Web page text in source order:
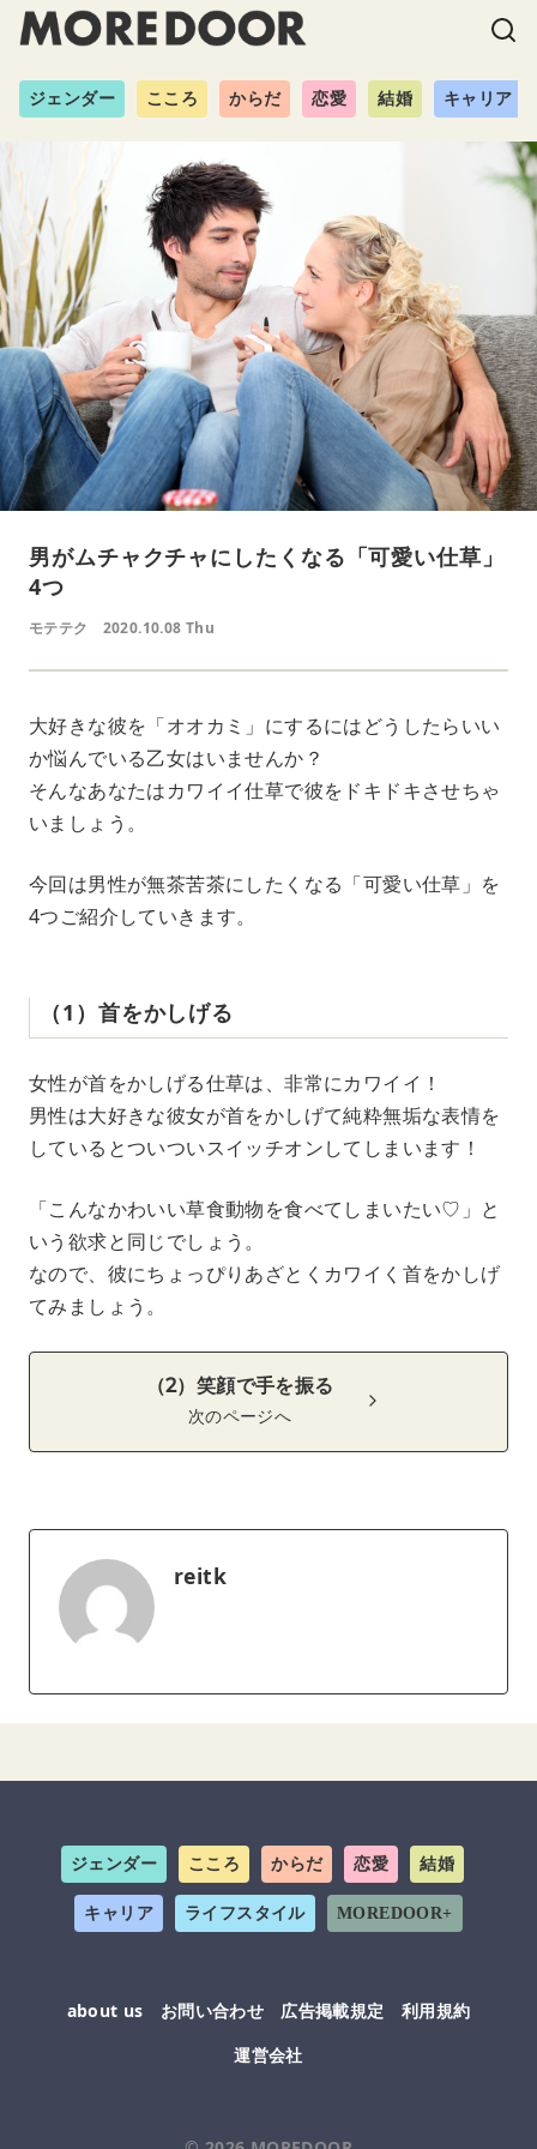
ジェンダー こころ からだ 恋愛 結婚 キャリア
男がムチャクチャにしたくなる「可愛い仕草」
4つ
モテテク 2020.10.08 Thu
大好きな彼を「オオカミ」にするにはどうしたらいい
か悩んでいる乙女はいませんか？
そんなあなたはカワイイ仕草で彼をドキドキさせちゃ
いましょう。
今回は男性が無茶苦茶にしたくなる「可愛い仕草」を
4つご紹介していきます。
（1）首をかしげる
女性が首をかしげる仕草は、非常にカワイイ！
男性は大好きな彼女が首をかしげて純粋無垢な表情を
しているとついついスイッチオンしてしまいます！
「こんなかわいい草食動物を食べてしまいたい♡」と
いう欲求と同じでしょう。
なので、彼にちょっぴりあざとくカワイく首をかしげ
てみましょう。
（2）笑顔で手を振る
次のページへ
reitk
ジェンダー こころ からだ 恋愛 結婚
キャリア ライフスタイル MOREDOOR+
about us お問い合わせ 広告掲載規定
利用規約
運営会社